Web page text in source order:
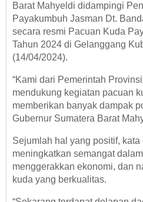
Barat Mahyeldi didampingi
Payakumbuh Jasman Dt.
secara resmi Pacuan Kuda
Tahun 2024 di Gelanggang
(14/04/2024).
“Kami dari Pemerintah
mendukung kegiatan pacuan
memberikan banyak dampak
Gubernur Sumatera Barat
Sejumlah hal yang positif,
meningkatkan semangat
menggerakkan ekonomi, dan
kuda yang berkualitas.